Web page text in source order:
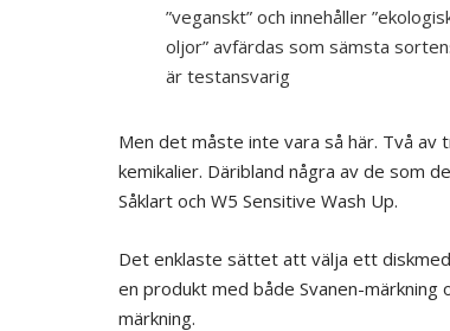
”veganskt” och innehåller
oljor” avfärdas som sämsta
är testansvarig
Men det måste inte vara så här. Två av
kemikalier. Däribland några av de som
Såklart och W5 Sensitive Wash Up.
Det enklaste sättet att välja ett
en produkt med både Svanen-märkning
märkning.